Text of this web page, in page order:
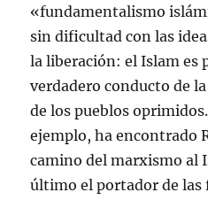
«fundamentalismo
sin dificultad con las
la liberación: el Islam es
verdadero conducto de
de los pueblos
ejemplo, ha encontrado
camino del marxismo al
último el portador de las